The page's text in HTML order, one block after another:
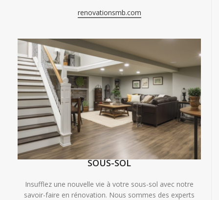
renovationsmb.com
SOUS-SOL
Insufflez une nouvelle vie à votre sous-sol avec notre
savoir-faire en rénovation. Nous sommes des experts